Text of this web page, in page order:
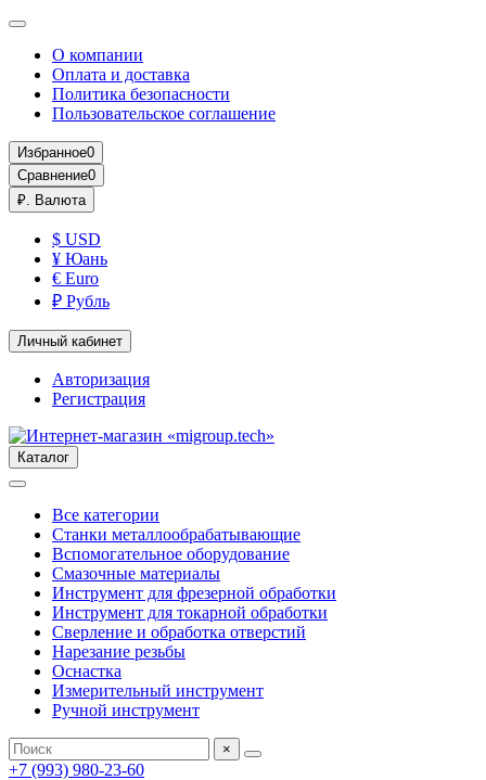
О компании
Оплата и доставка
Политика безопасности
Пользовательское соглашение
Избранное0
Сравнение0
₽. Валюта
$ USD
¥ Юань
€ Euro
₽ Рубль
Личный кабинет
Авторизация
Регистрация
Каталог
Все категории
Станки металлообрабатывающие
Вспомогательное оборудование
Смазочные материалы
Инструмент для фрезерной обработки
Инструмент для токарной обработки
Сверление и обработка отверстий
Нарезание резьбы
Оснастка
Измерительный инструмент
Ручной инструмент
×
+7 (993) 980-23-60